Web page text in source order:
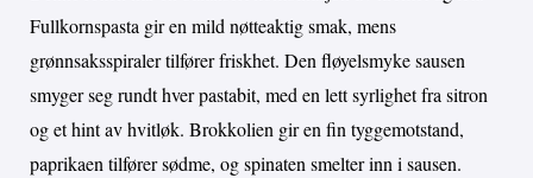
Fullkornspasta gir en mild nøtteaktig smak, mens
grønnsaksspiraler tilfører friskhet. Den fløyelsmyke sausen
smyger seg rundt hver pastabit, med en lett syrlighet fra sitron
og et hint av hvitløk. Brokkolien gir en fin tyggemotstand,
paprikaen tilfører sødme, og spinaten smelter inn i sausen.